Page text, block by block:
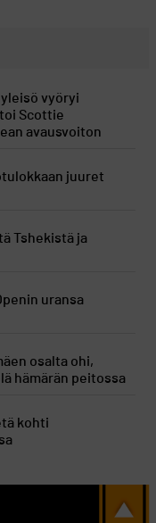
yleisö vyöryi
Scottie
avausvoiton
juuret
Tshekistä ja
uransa
osalta ohi,
hämärän peitossa
kohti